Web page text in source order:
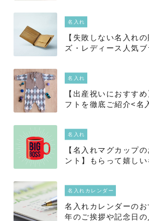
名入れ
【失敗しない名入れ
ズ・レディース人気
名入れ
【出産祝いにおすす
フトを徹底ご紹介<名
名入れ
【名入れマグカップ
ント】もらって嬉し
名入れカレンダー
名入れカレンダーの
年のご挨拶や記念日